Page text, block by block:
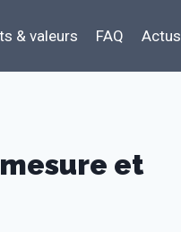
& valeurs FAQ Actus
et